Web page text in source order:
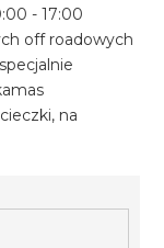
- 17:00
off roadowych
na